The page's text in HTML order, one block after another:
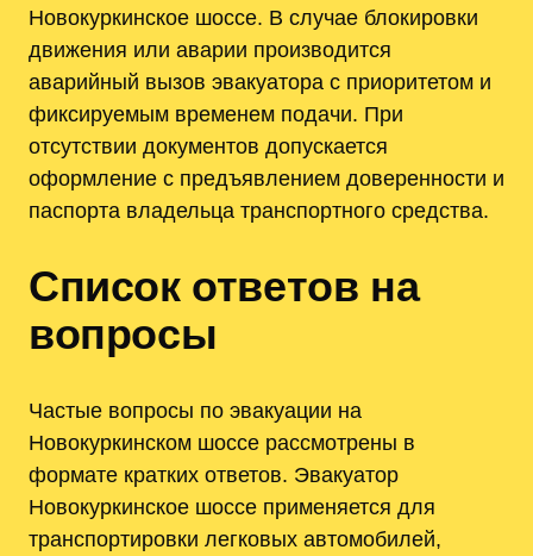
Новокуркинское шоссе. В случае блокировки
движения или аварии производится
аварийный вызов эвакуатора с приоритетом и
фиксируемым временем подачи. При
отсутствии документов допускается
оформление с предъявлением доверенности и
паспорта владельца транспортного средства.
Список ответов на
вопросы
Частые вопросы по эвакуации на
Новокуркинском шоссе рассмотрены в
формате кратких ответов. Эвакуатор
Новокуркинское шоссе применяется для
транспортировки легковых автомобилей,